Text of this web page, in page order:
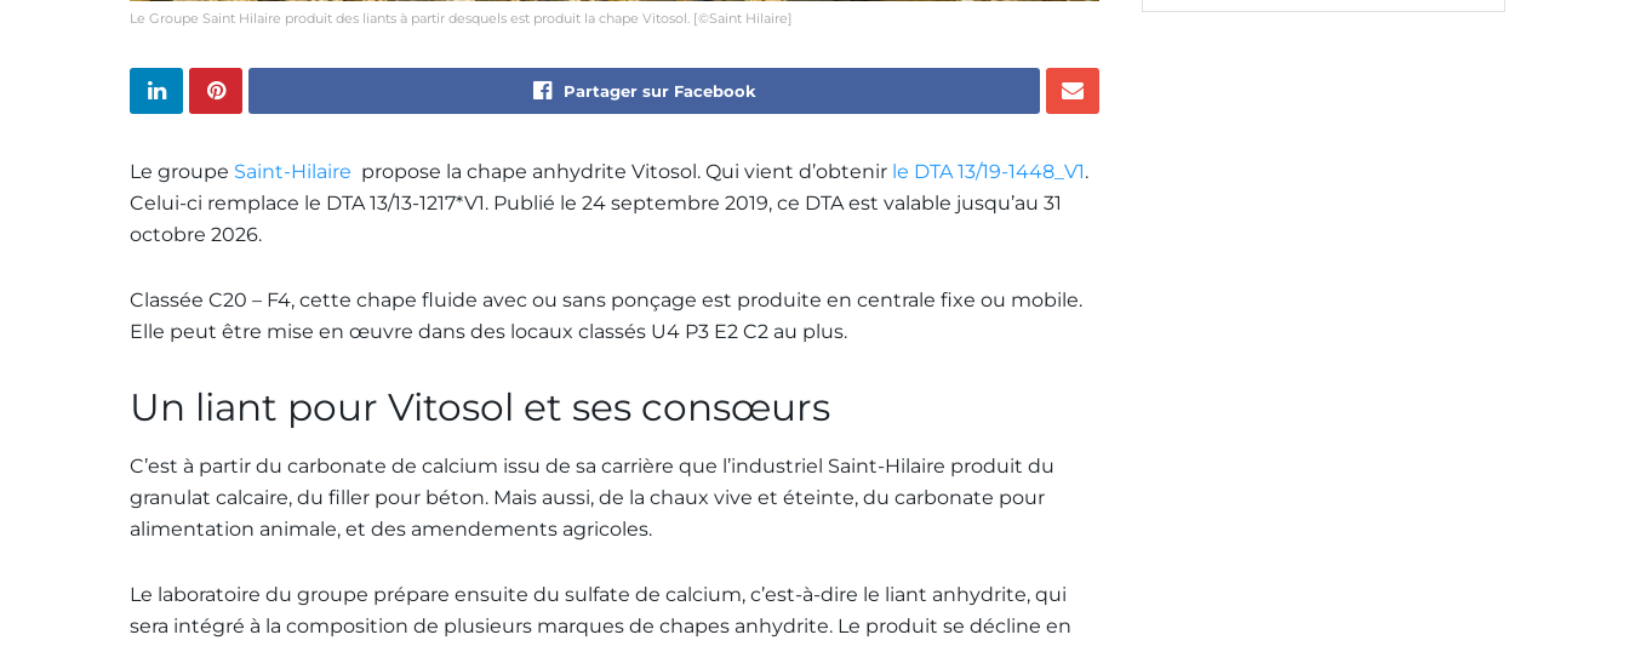
Le Groupe Saint Hilaire produit des liants à partir desquels est produit la chape Vitosol. [©Saint Hilaire]
Partager sur Facebook
Le groupe Saint-Hilaire propose la chape anhydrite Vitosol. Qui vient d’obtenir le DTA 13/19-1448_V1.
Celui-ci remplace le DTA 13/13-1217*V1. Publié le 24 septembre 2019, ce DTA est valable jusqu’au 31
octobre 2026.
Classée C20 – F4, cette chape fluide avec ou sans ponçage est produite en centrale fixe ou mobile.
Elle peut être mise en œuvre dans des locaux classés U4 P3 E2 C2 au plus.
Un liant pour Vitosol et ses consœurs
C’est à partir du carbonate de calcium issu de sa carrière que l’industriel Saint-Hilaire produit du
granulat calcaire, du filler pour béton. Mais aussi, de la chaux vive et éteinte, du carbonate pour
alimentation animale, et des amendements agricoles.
Le laboratoire du groupe prépare ensuite du sulfate de calcium, c’est-à-dire le liant anhydrite, qui
sera intégré à la composition de plusieurs marques de chapes anhydrite. Le produit se décline en